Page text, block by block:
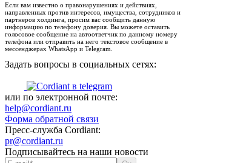
Если вам известно о правонарушениях и действиях,
направленных против интересов, имущества, сотрудников и
партнеров холдинга, просим вас сообщить данную
информацию по телефону доверия. Вы можете оставить
голосовое сообщение на автоответчик по данному номеру
телефона или отправить на него текстовое сообщение в
мессенджерах WhatsApp и Telegram.
Задать вопросы в социальных сетях:
или по электронной почте:
help@cordiant.ru
Форма обратной связи
Пресс-служба Cordiant:
pr@cordiant.ru
Подписывайтесь на наши новости